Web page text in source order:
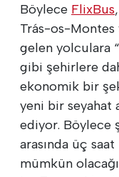
Böylece FlixBus
Trás-os-
gelen yolculara
gibi şehirlere
ekonomik bir
yeni bir seyahat
ediyor. Böylece
arasında üç
mümkün